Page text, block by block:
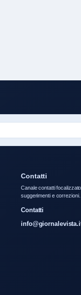
Contatti
Canale contatti
suggerimenti e correzioni.
Contatti